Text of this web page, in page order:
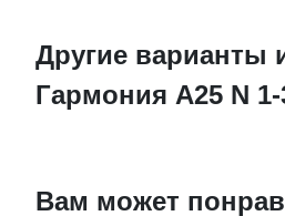
Другие варианты
Гармония А25 N 1-
Вам может